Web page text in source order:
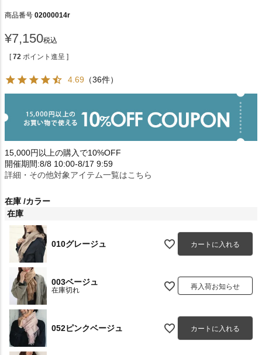
商品番号 02000014r
¥7,150税込
[ 72 ポイント進呈 ]
4.69 （36件）
15,000円以上の購入で10%OFF
開催期間:8/8 10:00-8/17 9:59
詳細・その他対象アイテム一覧はこちら
在庫 カラー
在庫
010グレージュ カートに入れる
003ベージュ
在庫切れ 再入荷お知らせ
052ピンクベージュ カートに入れる